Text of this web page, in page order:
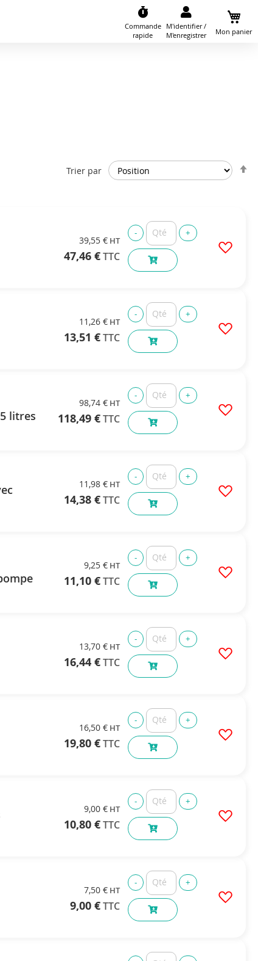
Commande
rapide
Mon panier
M'identifier /
M'enregistrer
Trier par
39,55 €
47,46 €
11,26 €
13,51 €
litres
98,74 €
118,49 €
11,98 €
14,38 €
9,25 €
11,10 €
13,70 €
16,44 €
16,50 €
19,80 €
9,00 €
10,80 €
7,50 €
9,00 €